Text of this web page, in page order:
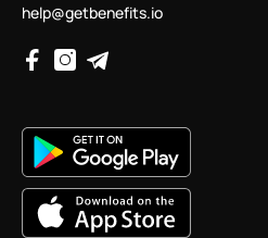
help@getbenefits.io